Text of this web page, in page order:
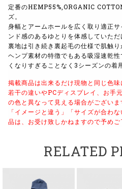
定番のHEMP55%,ORGANIC
ズ。
身幅とアームホールを広く取り適正
ンド感のあるゆとりを体感していただ
裏地は引き続き裏起毛の仕様で肌触り
ヘンプ素材の特徴でもある吸湿速乾
くなりすぎることなく3シーズンの着
掲載商品は出来るだけ現物と同じ色味
若干の違いやPCディスプレイ、お手
の色と異なって見える場合がございま
「イメージと違う」「サイズが合わ
品は、お受け致しかねますので予めご
RELATED